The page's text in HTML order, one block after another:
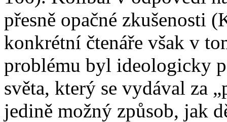
přesně opačné zkušenosti
konkrétní čtenáře však v
problému byl ideologicky
světa, který se vydával za
jedině možný způsob, jak